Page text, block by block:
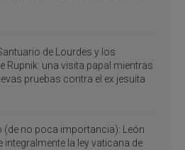
de Lourdes y los
Rupnik: una visita papal mientras
pruebas contra el ex jesuita
(de no poca importancia): León
integralmente la ley vaticana de